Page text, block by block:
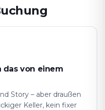
von einem
Story – aber draußen
Keller, kein fixer